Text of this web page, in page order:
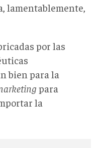
lamentablemente,
por las
bien para la
para
la